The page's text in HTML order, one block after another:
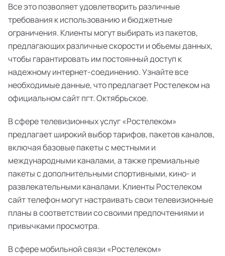
Все это позволяет удовлетворить различные
требования к использованию и бюджетные
ограничения. Клиенты могут выбирать из пакетов,
предлагающих различные скорости и объемы данных,
чтобы гарантировать им постоянный доступ к
надежному интернет-соединению. Узнайте все
необходимые данные, что предлагает Ростелеком на
официальном сайт пгт. Октябрьское.
В сфере телевизионных услуг «Ростелеком»
предлагает широкий выбор тарифов, пакетов каналов,
включая базовые пакеты с местными и
международными каналами, а также премиальные
пакеты с дополнительными спортивными, кино- и
развлекательными каналами. Клиенты Ростелеком
сайт телефон могут настраивать свои телевизионные
планы в соответствии со своими предпочтениями и
привычками просмотра.
В сфере мобильной связи «Ростелеком»